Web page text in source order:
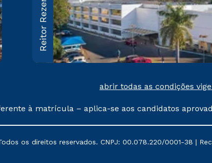
SEP/SUL EQ704/904 Conj.A
Brasília – DF CEP: 70390-045
Saiba mais
Reitor Rezende
abrir todas as condições
à matrícula – aplica-se aos candidatos
e outros programas governamentais, e não se
os direitos reservados. CNPJ: 00.078.220/0001-38 |